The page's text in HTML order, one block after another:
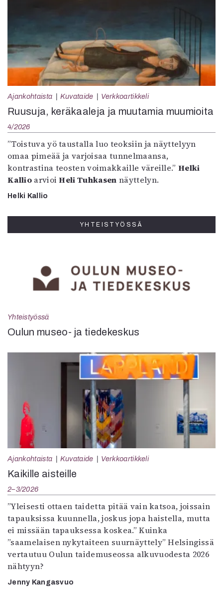
Ajankohtaista Kuvataide Verkkoartikkeli
Ruusuja, keräkaaleja ja muutamia muumioita
4/2026
”Toistuva yö taustalla luo teoksiin ja näyttelyyn
omaa pimeää ja varjoisaa tunnelmaansa,
kontrastina teosten voimakkaille väreille.”Helki
KallioarvioiHeli Tuhkasen näyttelyn.
Helki Kallio
YHTEISTYÖSSÄ
Yhteistyössä
Oulun museo- ja tiedekeskus
Ajankohtaista Kuvataide Verkkoartikkeli
Kaikille aisteille
2–3/2026
”Yleisesti ottaen taidetta pitää vain katsoa, joissain
tapauksissa kuunnella, joskus jopa haistella, mutta
ei missään tapauksessa koskea.” Kuinka
”saamelaisen nykytaiteen suurnäyttely” Helsingissä
vertautuu Oulun taidemuseossa alkuvuodesta 2026
nähtyyn?
Jenny Kangasvuo